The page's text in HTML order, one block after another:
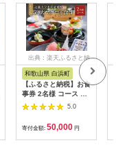
出典：楽天ふるさと納
和歌山県 白浜町
【ふるさと納税】お食
事券 2名様 コース 近
畿大学水産研究所 近
大マグロを食す | 券
金券 人気 おすすめ 送
料無料
5.0
寄付金額: 50,000 円